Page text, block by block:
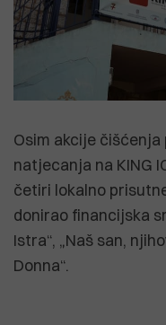
Osim akcije
natjecanja na KING
četiri lokalno
donirao financijska
Istra“, „Naš san,
Donna“.